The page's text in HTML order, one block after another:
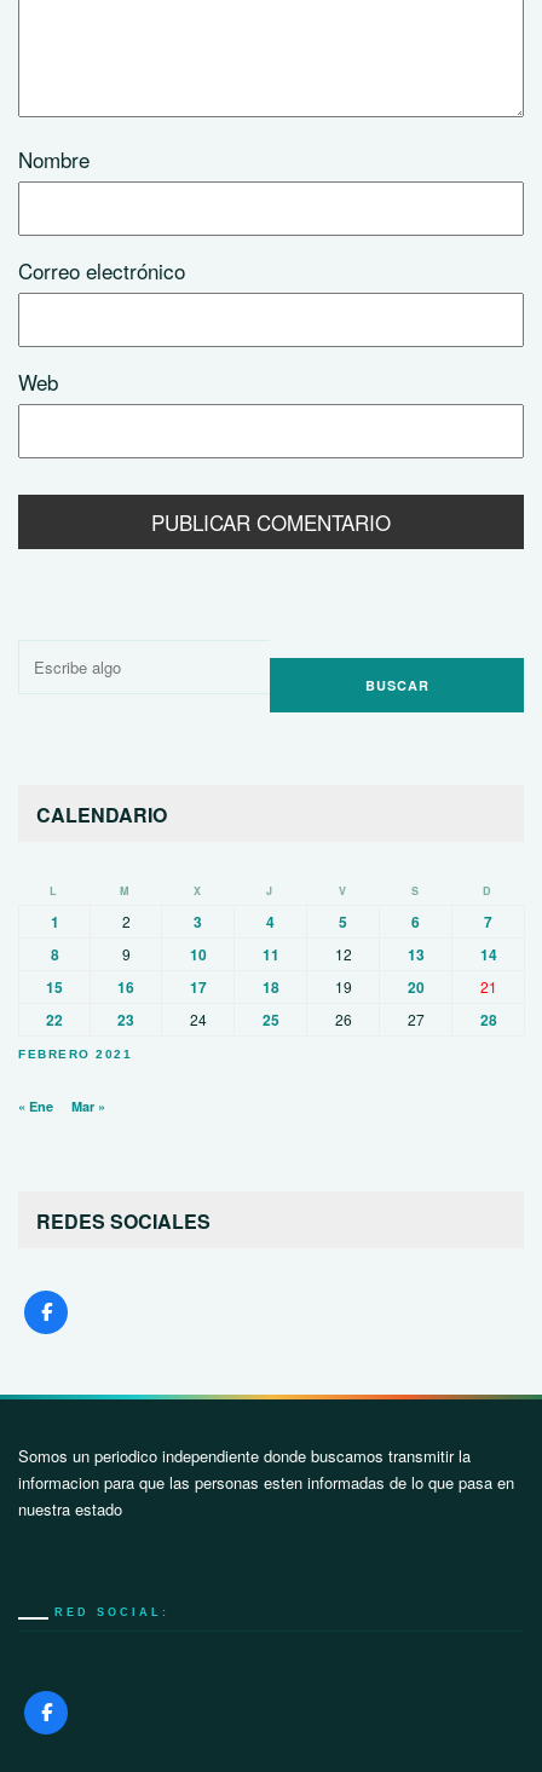
Nombre
Correo electrónico
Web
Buscar
CALENDARIO
FEBRERO 2021
L M X J V S D
1 2 3 4 5 6
7
8
9 10 11 12 13
14
15
16 17 18 19 20 21
22 23 24 25 26 27 28
« Ene Mar »
REDES SOCIALES
Somos un periodico independiente donde buscamos transmitir la
informacion para que las personas esten informadas de lo que pasa en
nuestra estado
RED SOCIAL: